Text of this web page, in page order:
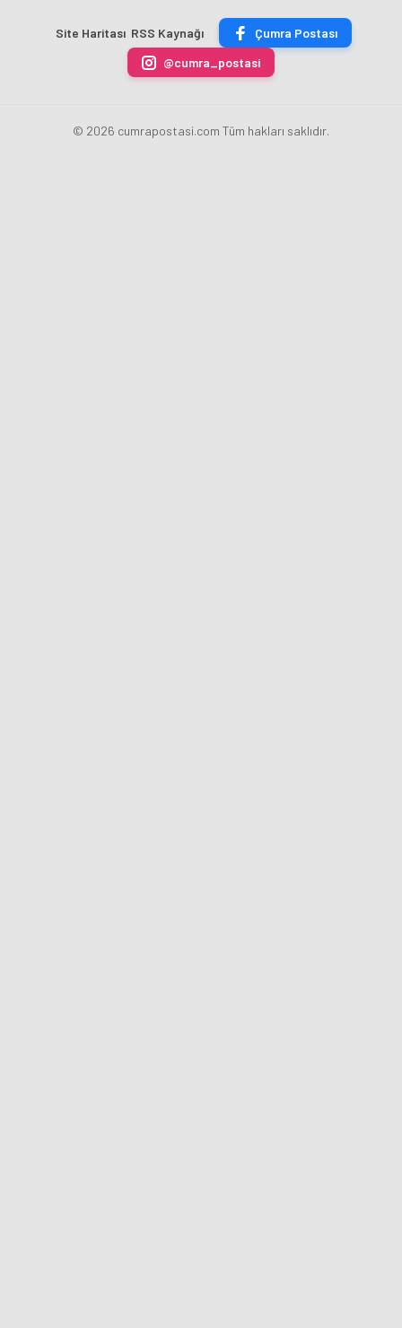
ÜRETİLECEK
Fatih
Karahan
oldu
uygulamasını
kaldırdı
erdi
Site Haritası RSS Kaynağı
Çumra Postası
@cumra_postasi
© 2026 cumrapostasi.com Tüm hakları saklıdır.